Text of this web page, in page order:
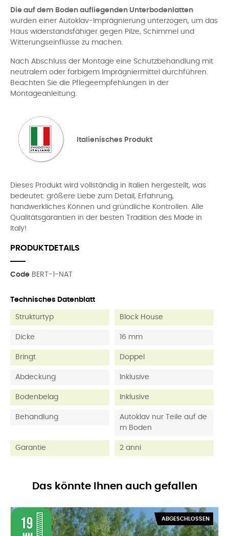
Die auf dem Boden aufliegenden Unterbodenlatten
wurden einer Autoklav-Imprägnierung unterzogen, um das
Haus widerstandsfähiger gegen Pilze, Schimmel und
Witterungseinflüsse zu machen.
Nach Abschluss der Montage eine Schutzbehandlung mit
neutralem oder farbigem Imprägniermittel durchführen.
Beachten Sie die Pflegeempfehlungen in der
Montageanleitung.
Italienisches Produkt
Dieses Produkt wird vollständig in Italien hergestellt, was
bedeutet: größere Liebe zum Detail, Erfahrung,
handwerkliches Können und gründliche Kontrollen. Alle
Qualitätsgarantien in der besten Tradition des Made in
Italy!
PRODUKTDETAILS
Code BERT-1-NAT
Technisches Datenblatt
Strukturtyp Block House
Dicke 16 mm
Bringt Doppel
Abdeckung Inklusive
Bodenbelag Inklusive
Behandlung
Autoklav nur Teile auf de
m Boden
Garantie 2 anni
Das könnte Ihnen auch gefallen
ABGESCHLOSSEN